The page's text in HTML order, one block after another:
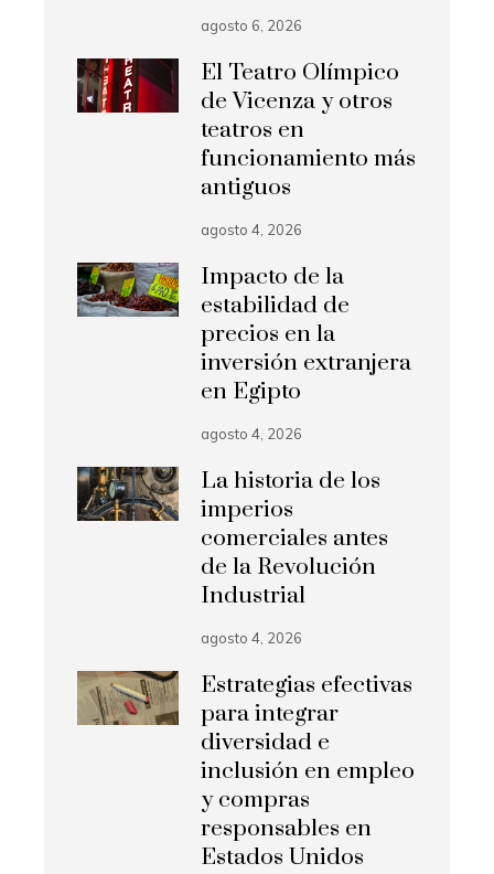
agosto 6, 2026
El Teatro Olímpico
de Vicenza y otros
teatros en
funcionamiento más
antiguos
agosto 4, 2026
Impacto de la
estabilidad de
precios en la
inversión extranjera
en Egipto
agosto 4, 2026
La historia de los
imperios
comerciales antes
de la Revolución
Industrial
agosto 4, 2026
Estrategias efectivas
para integrar
diversidad e
inclusión en empleo
y compras
responsables en
Estados Unidos